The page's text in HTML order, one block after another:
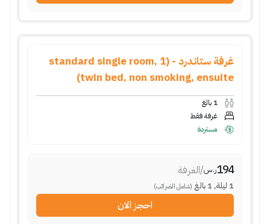
غرفة ستاندرد - (standard single room, 1
twin bed, non smoking, ensuite)
1 بالغ
غرفة فقط
مستردة
194ر.س/الغرفة
1 ليلة,
1 بالغ (شامل الضرائب)
احجز الان